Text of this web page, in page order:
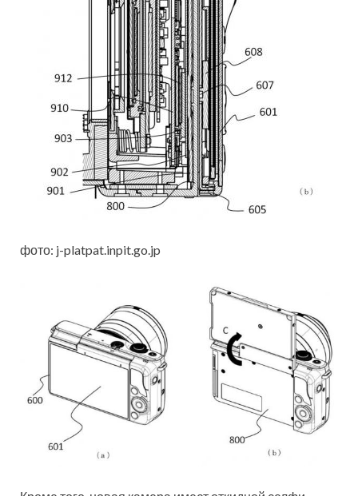
фото: j-platpat.inpit.go.jp